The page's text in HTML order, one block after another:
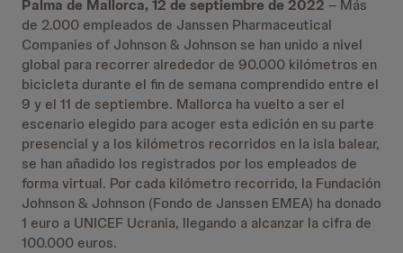
Palma de Mallorca,12 de septiembre de 2022 – Más
de 2.000 empleados de Janssen Pharmaceutical
Companies of Johnson & Johnson se han unido a nivel
global para recorrer alrededor de 90.000 kilómetros en
bicicleta durante el fin de semana comprendido entre el
9 y el 11 de septiembre. Mallorca ha vuelto a ser el
escenario elegido para acoger esta edición en su parte
presencial y a los kilómetros recorridos en la isla balear,
se han añadido los registrados por los empleados de
forma virtual. Por cada kilómetro recorrido, la Fundación
Johnson & Johnson (Fondo de Janssen EMEA) ha donado
1 euro a UNICEF Ucrania, llegando a alcanzar la cifra de
100.000 euros.